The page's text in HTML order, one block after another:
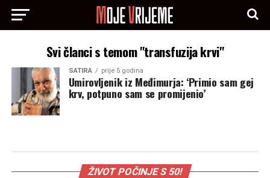
Svi članci s temom "transfuzija krvi"
SATIRA prije 5 godina
Umirovljenik iz Međimurja: ‘Primio sam gej
krv, potpuno sam se promijenio’
ŽIVOT POČINJE S 50!